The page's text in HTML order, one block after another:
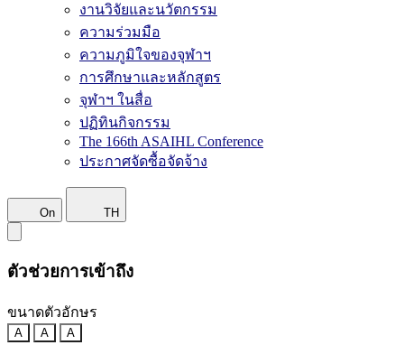
งานวิจัยและนวัตกรรม
ความร่วมมือ
ความภูมิใจของจุฬาฯ
การศึกษาและหลักสูตร
จุฬาฯ ในสื่อ
ปฏิทินกิจกรรม
The 166th ASAIHL Conference
ประกาศจัดซื้อจัดจ้าง
On TH
ตัวช่วยการเข้าถึง
ขนาดตัวอักษร
A A A